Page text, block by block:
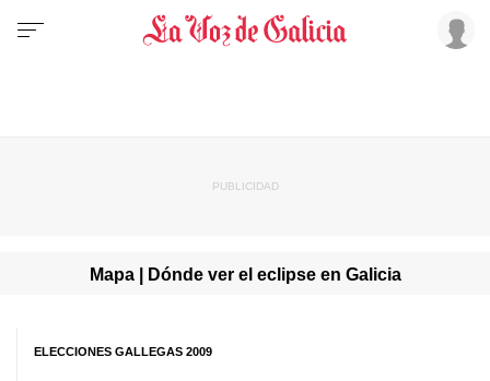
Mapa | Dónde ver el eclipse en Galicia
ELECCIONES GALLEGAS 2009